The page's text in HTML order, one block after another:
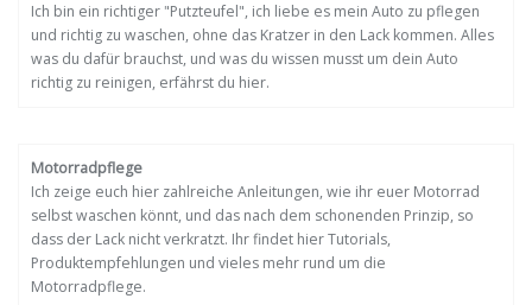
Ich bin ein richtiger "Putzteufel", ich liebe es mein Auto zu pflegen
und richtig zu waschen, ohne das Kratzer in den Lack kommen. Alles
was du dafür brauchst, und was du wissen musst um dein Auto
richtig zu reinigen, erfährst du hier.
Motorradpflege
Ich zeige euch hier zahlreiche Anleitungen, wie ihr euer Motorrad
selbst waschen könnt, und das nach dem schonenden Prinzip, so
dass der Lack nicht verkratzt. Ihr findet hier Tutorials,
Produktempfehlungen und vieles mehr rund um die
Motorradpflege.